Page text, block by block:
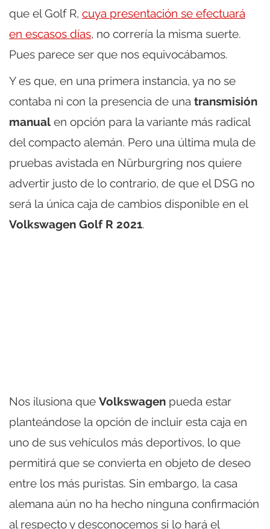
que el Golf R, cuya presentación se efectuará
en escasos días, no correría la misma suerte.
Pues parece ser que nos equivocábamos.
Y es que, en una primera instancia, ya no se
contaba ni con la presencia de una transmisión
manual en opción para la variante más radical
del compacto alemán. Pero una última mula de
pruebas avistada en Nürburgring nos quiere
advertir justo de lo contrario, de que el DSG no
será la única caja de cambios disponible en el
Volkswagen Golf R 2021.
Nos ilusiona que Volkswagen pueda estar
planteándose la opción de incluir esta caja en
uno de sus vehículos más deportivos, lo que
permitirá que se convierta en objeto de deseo
entre los más puristas. Sin embargo, la casa
alemana aún no ha hecho ninguna confirmación
al respecto y desconocemos si lo hará el